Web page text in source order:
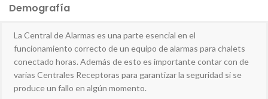
Demografía
La Central de Alarmas es una parte esencial en el
funcionamiento correcto de un equipo de alarmas para chalets
conectado horas. Además de esto es importante contar con de
varias Centrales Receptoras para garantizar la seguridad si se
produce un fallo en algún momento.